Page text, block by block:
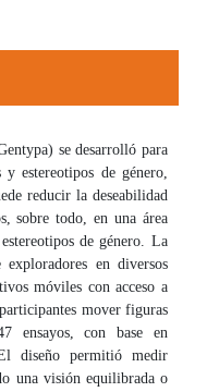
se desarrolló para
estereotipos de género,
reducir la deseabilidad
sobre todo, en una área
de género. La
en diversos
móviles con acceso a
mover figuras
ensayos, con base en
diseño permitió medir
una visión equilibrada o